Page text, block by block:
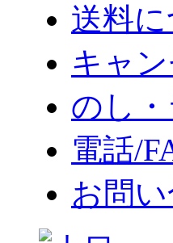
送料
キャ
のし
電話/
お問